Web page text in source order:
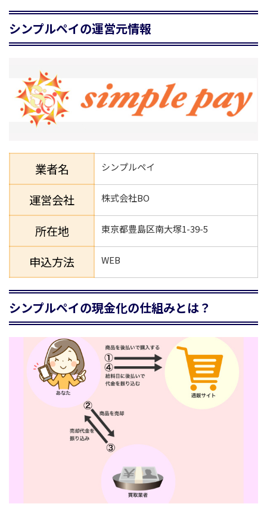
シンプルペイの運営元情報
業者名 シンプルペイ
運営会社 株式会社BO
所在地 東京都豊島区南大塚1-39-5
申込方法 WEB
シンプルペイの現金化の仕組みとは？